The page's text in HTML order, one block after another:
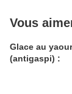
Vous
Glace au
(antigaspi) :